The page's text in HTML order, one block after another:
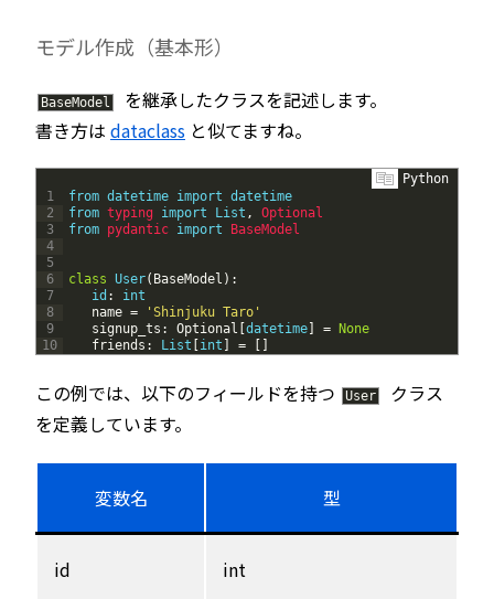
モデル作成（基本形）
BaseModel
を継承したクラスを記述します。
書き方は dataclass と似てますね。
Python
1
2
3
4
5
6
7
8
9
10
from datetime import datetime
from typing import List ,
Optional
from pydantic import BaseModel
class User( BaseModel ) :
id :
int
name =
'Shinjuku Taro'
signup_ts : Optional datetime =
None
friends : List int =
この例では、以下のフィールドを持つ User
クラス
を定義しています。
変数名 型
id int